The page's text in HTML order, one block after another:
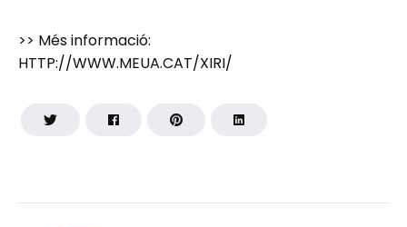
>> Més informació:
HTTP://WWW.MEUA.CAT/XIRI/